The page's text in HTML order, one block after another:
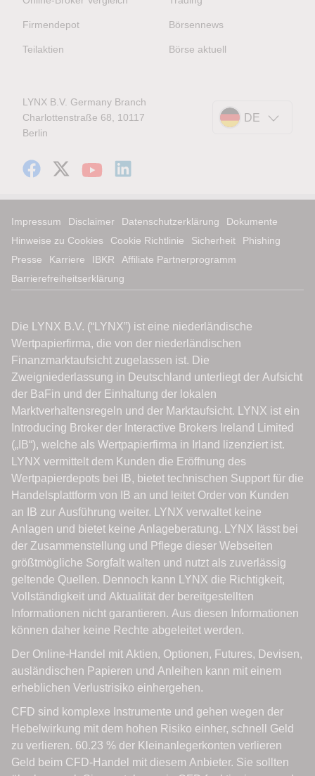
Firmendepot
Teilaktien
Börsennews
Börse aktuell
LYNX B.V. Germany Branch
Charlottenstraße 68, 10117
Berlin
DE
Impressum Disclaimer Datenschutzerklärung
Dokumente
Hinweise zu Cookies
Cookie Richtlinie Sicherheit
Phishing
Presse
Karriere IBKR
Affiliate Partnerprogramm
Barrierefreiheitserklärung